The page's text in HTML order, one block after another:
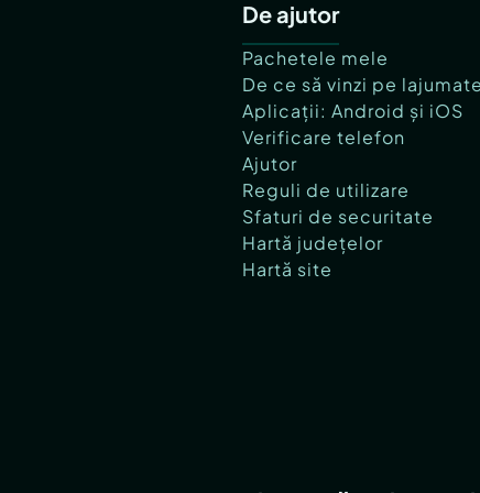
De ajutor
Pachetele mele
De ce să vinzi pe
Aplicații: Android și iOS
Verificare telefon
Ajutor
Reguli de utilizare
Sfaturi de securitate
Hartă județelor
Hartă site